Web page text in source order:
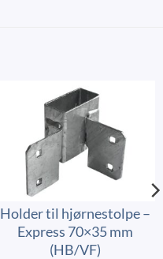
Holder til hjørnestolpe –
Express 70×35 mm
(HB/VF)